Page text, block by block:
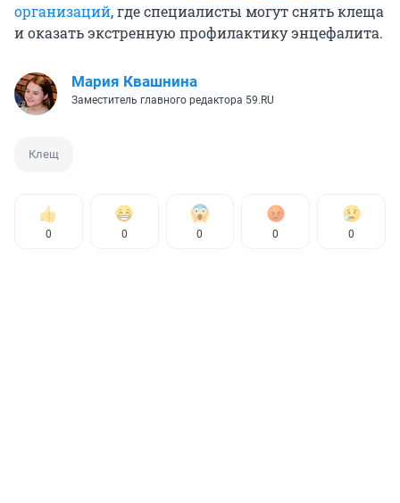
организаций, где специалисты могут снять клеща
и оказать экстренную профилактику энцефалита.
Мария Квашнина
Заместитель главного редактора 59.RU
Клещ
0 0 0 0 0